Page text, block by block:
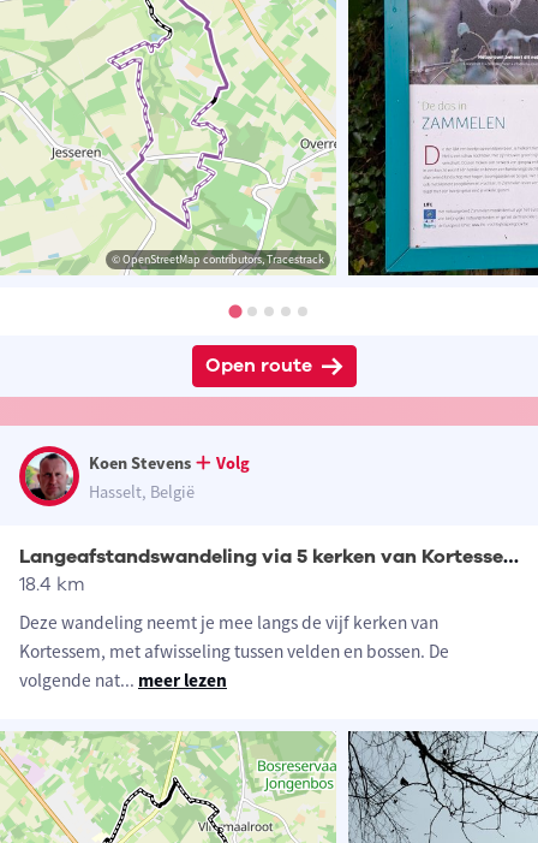
© OpenStreetMap contributors, Tracestrack
Open route
Koen Stevens
Volg
Hasselt, België
Langeafstandswandeling via 5 kerken van Kortessem
18.4 km
Deze wandeling neemt je mee langs de vijf kerken van
Kortessem, met afwisseling tussen velden en bossen. De
volgende nat... meer lezen